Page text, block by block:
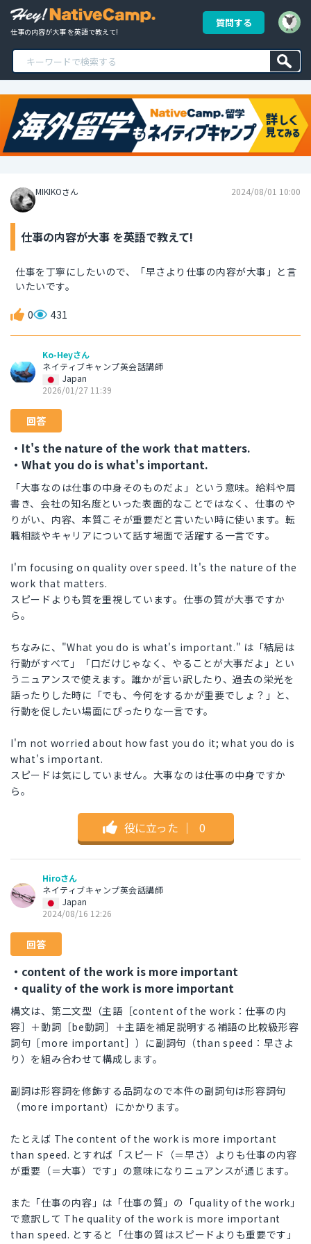
仕事の内容が大事 を英語で教えて!
質問する
MIKIKOさん 2024/08/01 10:00
仕事の内容が大事 を英語で教えて!
仕事を丁寧にしたいので、「早さより仕事の内容が大事」と言
いたいです。
0 431
Ko-Heyさん
ネイティブキャンプ英会話講師
Japan
2026/01/27 11:39
回答
・It's the nature of the work that matters.
・What you do is what's important.
「大事なのは仕事の中身そのものだよ」という意味。給料や肩
書き、会社の知名度といった表面的なことではなく、仕事のや
りがい、内容、本質こそが重要だと言いたい時に使います。転
職相談やキャリアについて話す場面で活躍する一言です。
I'm focusing on quality over speed. It's the nature of the
work that matters.
スピードよりも質を重視しています。仕事の質が大事ですか
ら。
ちなみに、"What you do is what's important." は「結局は
行動がすべて」「口だけじゃなく、やることが大事だよ」とい
うニュアンスで使えます。誰かが言い訳したり、過去の栄光を
語ったりした時に「でも、今何をするかが重要でしょ？」と、
行動を促したい場面にぴったりな一言です。
I'm not worried about how fast you do it; what you do is
what's important.
スピードは気にしていません。大事なのは仕事の中身ですか
ら。
役に立った ｜ 0
Hiroさん
ネイティブキャンプ英会話講師
Japan
2024/08/16 12:26
回答
・content of the work is more important
・quality of the work is more important
構文は、第二文型（主語［content of the work：仕事の内
容］＋動詞［be動詞］＋主語を補足説明する補語の比較級形容
詞句［more important］）に副詞句（than speed：早さよ
り）を組み合わせて構成します。
副詞は形容詞を修飾する品詞なので本件の副詞句は形容詞句
（more important）にかかります。
たとえば The content of the work is more important
than speed. とすれば「スピード（＝早さ）よりも仕事の内容
が重要（＝大事）です」の意味になりニュアンスが通じます。
また「仕事の内容」は「仕事の質」の「quality of the work」
で意訳して The quality of the work is more important
than speed. とすると「仕事の質はスピードよりも重要です」